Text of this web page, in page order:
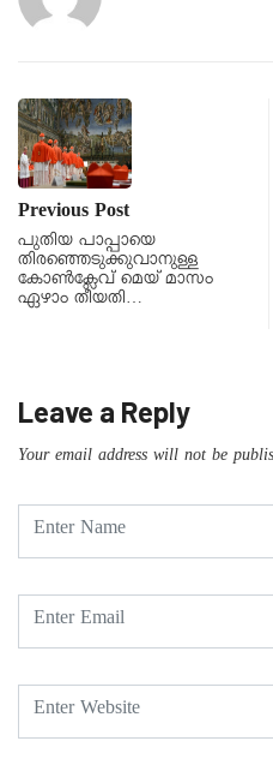
Previous Post
പുതിയ പാപ്പായെ
തിരഞ്ഞെടുക്കുവാനുള്ള
കോണ്‍ക്ലേവ് മെയ് മാസം
ഏഴാം തീയതി…
Leave a Reply
Your email address will not be